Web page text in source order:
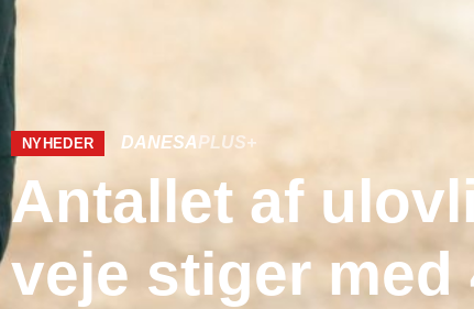
NYHEDER DANESAPLUS+
Antallet af
veje stiger med